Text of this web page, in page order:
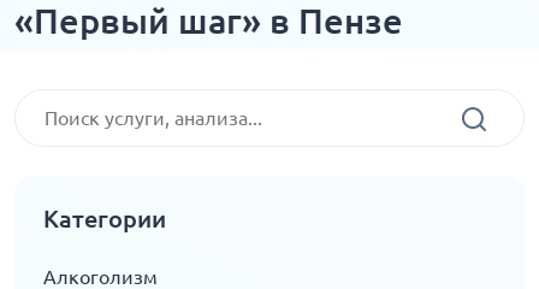
«Первый шаг» в Пензе
Категории
Алкоголизм